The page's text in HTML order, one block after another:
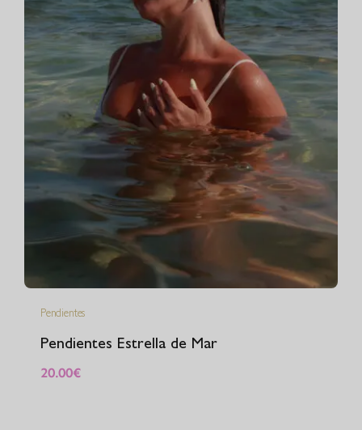
Pendientes
Pendientes Estrella de Mar
20.00€